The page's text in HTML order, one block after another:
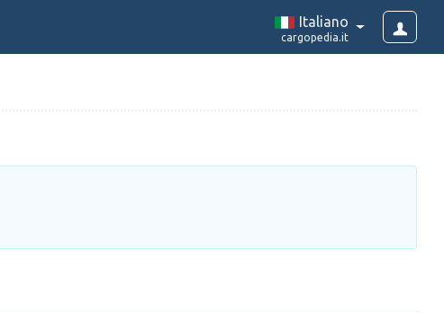
Italiano
cargopedia.it